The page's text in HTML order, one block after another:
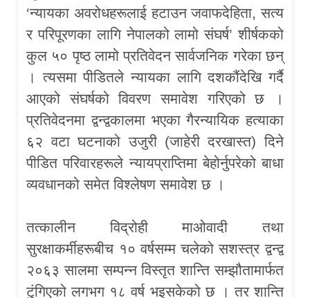
‘न्यायका अवरोधहरूलाई हटाउन जवाफदेहिता, सत्य
र परिपूरणका लागि नेपालको लामो संघर्ष’ शीर्षकको
कुल ५० पृष्ठ लामो प्रतिवेदन सार्वजनिक गरेका छन्
। त्यसमा पीडितले न्यायका लागि दशकौंदेखि गर्दै
आएको संघर्षको विवरण समावेश गरिएको छ ।
प्रतिवेदनमा द्वन्द्वकालमा भएका गैरन्यायिक हत्याका
६२ वटा घटनाको उजुरी (जाहेरी दरखास्त) दिने
पीडित परिवारहरूले न्यायप्राप्तिमा बेहोर्नुपरेको बाधा
व्यवधानको समेत विश्लेषण समावेश छ ।
तत्कालीन विद्रोही माओवादी तथा
सुरक्षाकर्मीहरूबीच १० वर्षसम्म चलेको सशस्त्र द्वन्द्व
२०६३ सालमा सम्पन्न विस्तृत शान्ति सम्झौतामार्फत
टुंगिएको लगभग १८ वर्ष भइसकेको छ । तर शान्ति